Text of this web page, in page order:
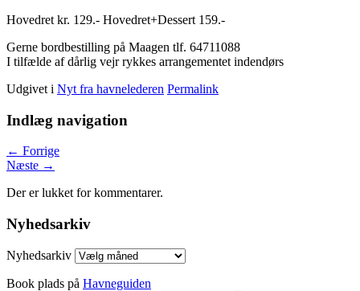
Hovedret kr. 129.- Hovedret+Dessert 159.-
Gerne bordbestilling på Maagen tlf. 64711088
I tilfælde af dårlig vejr rykkes arrangementet indendørs
Udgivet i Nyt fra havnelederen Permalink
Indlæg navigation
← Forrige
Næste →
Der er lukket for kommentarer.
Nyhedsarkiv
Nyhedsarkiv
Book plads på Havneguiden